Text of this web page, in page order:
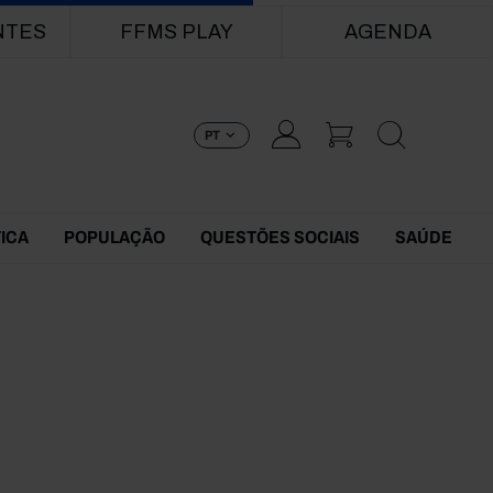
FFMS PLAY AGENDA
PT
POPULAÇÃO QUESTÕES SOCIAIS SAÚDE